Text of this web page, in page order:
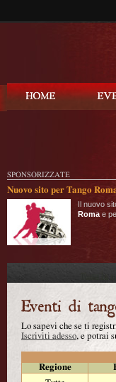
SPONSORIZZATE
Nuovo sito per Tango
Il nuovo
Roma e
Lo sapevi che se ti
Iscriviti adesso, e potrai
Regione